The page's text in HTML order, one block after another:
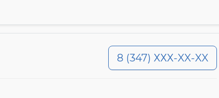
8 (347) ХХХ-XX-XX